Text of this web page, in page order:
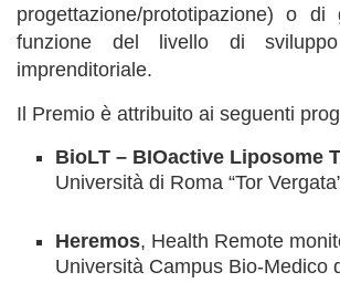
progettazione/prototipazione) o di
funzione del livello di
imprenditoriale.
Il Premio è attribuito ai seguenti
BioLT – BIOactive Liposome
Università di Roma “Tor
Heremos, Health Remote
Università Campus Bio-Medico